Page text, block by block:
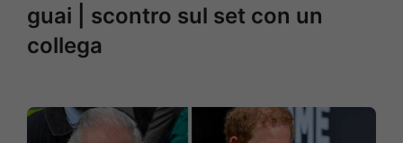
guai | scontro sul set con un
collega